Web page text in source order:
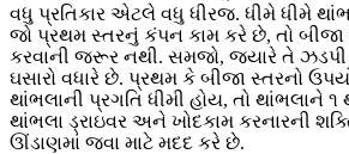
વધુ પ્રતિકાર એટલે વધુ ધીરજ. ધીમે ધીમે
જો પ્રથમ સ્તરનું કંપન કામ કરે છે, તો
કરવાની જરૂર નથી. સમજો, જ્યારે તે
ઘસારો વધારે છે. પ્રથમ કે બીજા સ્તરનો
થાંભલાની પ્રગતિ ધીમી હોય, તો થાંભલાને ૧
થાંભલા ડ્રાઇવર અને ખોદકામ કરનારની
ઊંડાણમાં જવા માટે મદદ કરે છે.